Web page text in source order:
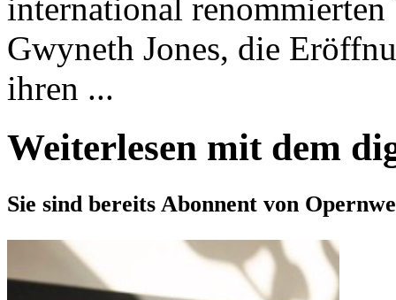
international renommierten
Gwyneth Jones, die
ihren ...
Weiterlesen mit dem
Sie sind bereits Abonnent von